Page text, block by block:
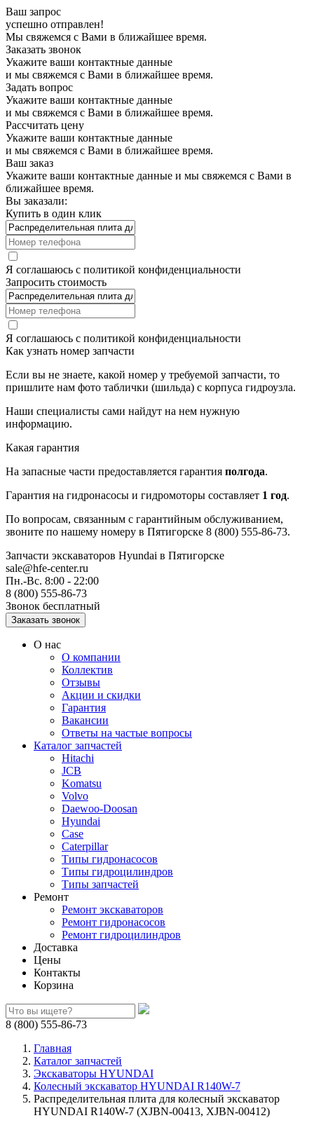
Ваш запрос
успешно отправлен!
Мы свяжемся с Вами в ближайшее время.
Заказать звонок
Укажите ваши контактные данные
и мы свяжемся с Вами в ближайшее время.
Задать вопрос
Укажите ваши контактные данные
и мы свяжемся с Вами в ближайшее время.
Рассчитать цену
Укажите ваши контактные данные
и мы свяжемся с Вами в ближайшее время.
Ваш заказ
Укажите ваши контактные данные и мы свяжемся с Вами в
ближайшее время.
Вы заказали:
Купить в один клик
Я соглашаюсь с политикой конфиденциальности
Запросить стоимость
Я соглашаюсь с политикой конфиденциальности
Как узнать номер запчасти
Если вы не знаете, какой номер у требуемой запчасти, то
пришлите нам фото таблички (шильда) с корпуса гидроузла.
Наши специалисты сами найдут на нем нужную
информацию.
Какая гарантия
На запасные части предоставляется гарантия полгода.
Гарантия на гидронасосы и гидромоторы составляет 1 год.
По вопросам, связанным с гарантийным обслуживанием,
звоните по нашему номеру в Пятигорске 8 (800) 555-86-73.
Запчасти экскаваторов Hyundai в Пятигорске
sale@hfe-center.ru
Пн.-Вс. 8:00 - 22:00
8 (800) 555-86-73
Звонок бесплатный
О нас
О компании
Коллектив
Отзывы
Акции и скидки
Гарантия
Вакансии
Ответы на частые вопросы
Каталог запчастей
Hitachi
JCB
Komatsu
Volvo
Daewoo-Doosan
Hyundai
Case
Caterpillar
Типы гидронасосов
Типы гидроцилиндров
Типы запчастей
Ремонт
Ремонт экскаваторов
Ремонт гидронасосов
Ремонт гидроцилиндров
Доставка
Цены
Контакты
Корзина
8 (800) 555-86-73
Главная
Каталог запчастей
Экскаваторы HYUNDAI
Колесный экскаватор HYUNDAI R140W-7
Распределительная плита для колесный экскаватор
HYUNDAI R140W-7 (XJBN-00413, XJBN-00412)